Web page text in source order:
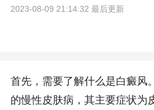
2023-08-09 21:14:32 最后更新
首先，需要了解什么是白癜风
的慢性皮肤病，其主要症状为